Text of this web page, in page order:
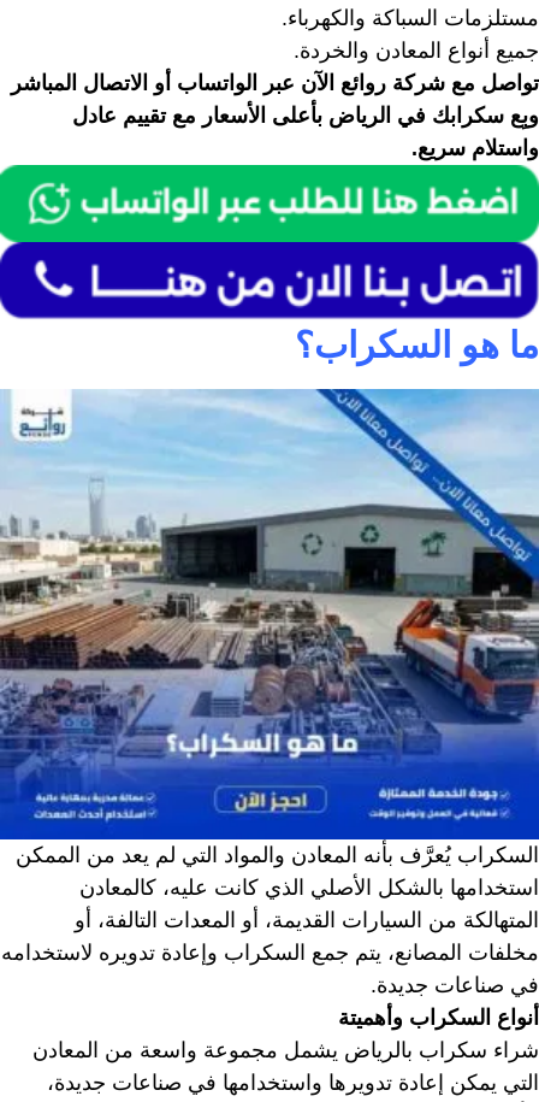
مستلزمات السباكة والكهرباء.
جميع أنواع المعادن والخردة.
تواصل مع شركة روائع الآن عبر الواتساب أو الاتصال المباشر
وبِع سكرابك في الرياض بأعلى الأسعار مع تقييم عادل
واستلام سريع.
ما هو السكراب؟
السكراب يُعرَّف بأنه المعادن والمواد التي لم يعد من الممكن
استخدامها بالشكل الأصلي الذي كانت عليه، كالمعادن
المتهالكة من السيارات القديمة، أو المعدات التالفة، أو
مخلفات المصانع، يتم جمع السكراب وإعادة تدويره لاستخدامه
في صناعات جديدة.
أنواع السكراب وأهميتة
شراء سكراب بالرياض يشمل مجموعة واسعة من المعادن
التي يمكن إعادة تدويرها واستخدامها في صناعات جديدة،